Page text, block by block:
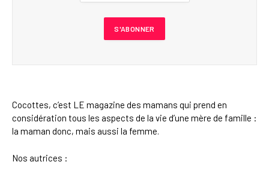
Cocottes, c’est LE magazine des mamans qui prend en
considération tous les aspects de la vie d’une mère de famille :
la maman donc, mais aussi la femme.
Nos autrices :